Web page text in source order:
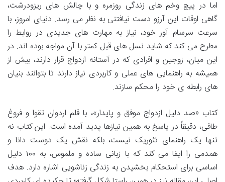
اما در پیچ وخم های زندگی روزمره و با چالش های ریزودرشت،
گاهی اوقات این آرزو دست نیافتنی به نظر می رسد. دنیای امروز، با
سرعت سرسام آور خود، نیاز به مهارت های جدیدی در روابط را
مطرح می کند که شاید نسل های قبل کمتر با آن مواجه بوده اند. در
این میان، زوجین و افرادی که در آستانه ازدواج قرار دارند، بیش از
همیشه به راهنمایی های عملی و کاربردی نیاز دارند تا بتوانند بنیان
های رابطه ی خود را محکم سازند.
کتاب «صد دلیل ازدواج موفق و پایدار»، با قلم اردوان تقوا و فروغ
طافی، دقیقاً در پاسخ به همین نیازها پدید آمده است. این کتاب نه
تنها یک راهنمای تئوریک نیست، بلکه نقش یک دوست دانا و
همدمی را ایفا می کند که با زبانی ساده و ملموس، به ۱۰۰ دلیل
اساسی برای استحکام بخشیدن به زندگی زناشویی اشاره دارد. هدف